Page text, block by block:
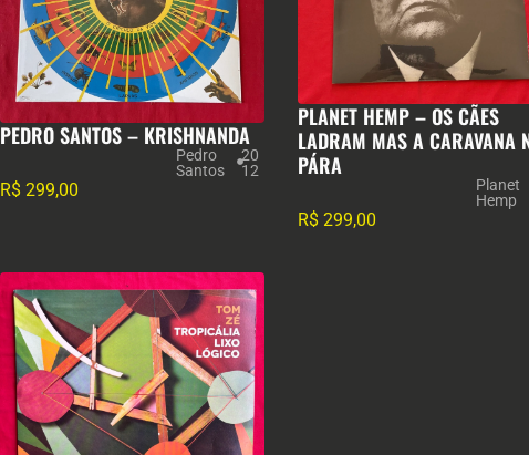
PEDRO SANTOS – KRISHNANDA
Pedro
Santos
20
12
R$ 299,00
PLANET HEMP – OS CÃES
LADRAM MAS A CARAVANA
PÁRA
Planet
Hemp
R$ 299,00